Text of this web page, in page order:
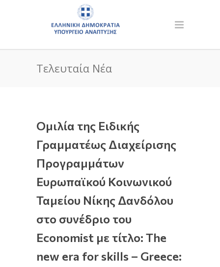
Τελευταία Νέα
Ομιλία της Ειδικής
Γραμματέως Διαχείρισης
Προγραμμάτων
Ευρωπαϊκού Κοινωνικού
Ταμείου Νίκης Δανδόλου
στο συνέδριο του
Economist με τίτλο: The
new era for skills – Greece: